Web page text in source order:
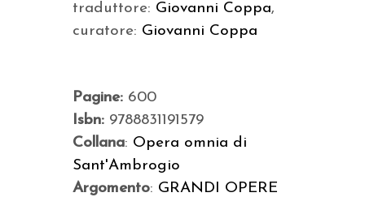
traduttore: Giovanni Coppa,
curatore: Giovanni Coppa
Pagine: 600
Isbn: 9788831191579
Collana: Opera omnia di
Sant'Ambrogio
Argomento: GRANDI OPERE